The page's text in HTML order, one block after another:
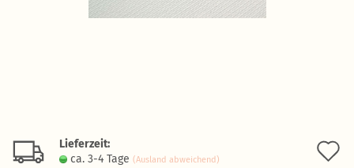
Lieferzeit:
ca. 3-4 Tage (Ausland abweichend)